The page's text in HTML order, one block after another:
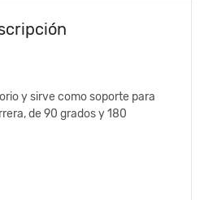
y sirve como soporte para
de 90 grados y 180